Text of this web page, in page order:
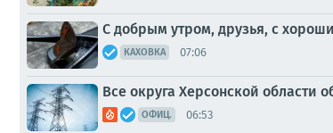
С добрым утром, друзья, с
КАХОВКА 07:06
Все округа Херсонской области
ОФИЦ. 06:53